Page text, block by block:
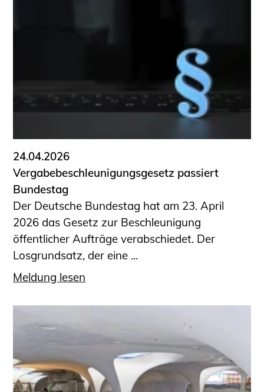
24.04.2026
Vergabebeschleunigungsgesetz passiert
Bundestag
Der Deutsche Bundestag hat am 23. April
2026 das Gesetz zur Beschleunigung
öffentlicher Aufträge verabschiedet. Der
Losgrundsatz, der eine ...
Meldung lesen